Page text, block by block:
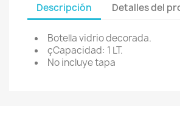
Descripción Detalles del
Botella vidrio decorada.
çCapacidad: 1 LT.
No incluye tapa